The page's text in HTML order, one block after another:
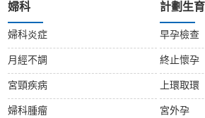
婦科
婦科炎症
月經不調
宮頸疾病
婦科腫瘤
計劃生育
早孕檢查
終止懷孕
上環取環
宮外孕